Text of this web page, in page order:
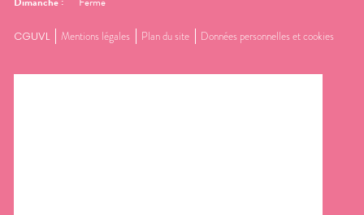
CGUVL Mentions légales Plan du site Données personnelles et cookies